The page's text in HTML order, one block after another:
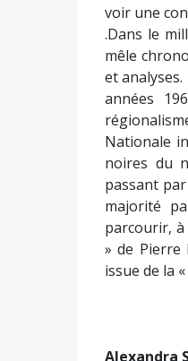
années
Nationale
noires du
passant par
majorité
parcourir, à
» de Pierre
issue de la
Alexandra